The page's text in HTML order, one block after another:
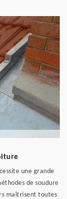
une grande
de soudure
maîtrisent toutes